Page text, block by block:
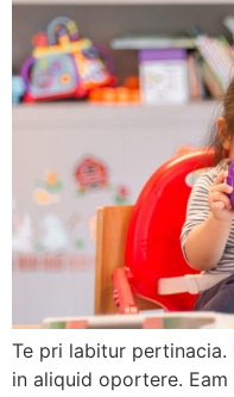
Te pri labitur pertinacia.
in aliquid oportere.